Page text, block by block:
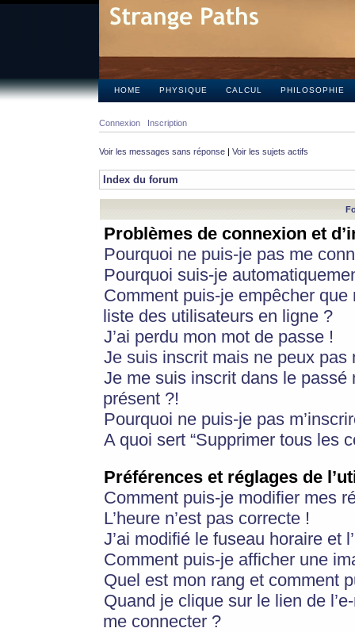
HOME PHYSIQUE CALCUL PHILOSOPHIE
Connexion Inscription
Voir les messages sans réponse | Voir les sujets actifs
Index du forum
Problèmes de connexion et
Pourquoi ne puis-je pas me
Pourquoi suis-je
Comment puis-je empêcher
liste des utilisateurs en ligne ?
J’ai perdu mon mot de passe !
Je suis inscrit mais ne peux pas
Je me suis inscrit dans le
présent ?!
Pourquoi ne puis-je pas
A quoi sert “Supprimer tous les
Préférences et réglages de
Comment puis-je modifier mes
L’heure n’est pas correcte !
J’ai modifié le fuseau horaire et
Comment puis-je afficher une
Quel est mon rang et comment
Quand je clique sur le lien de
me connecter ?